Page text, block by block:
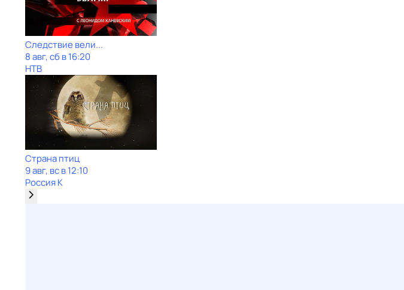
Следствие вели...
8 авг, сб в 16:20
НТВ
Страна птиц
9 авг, вс в 12:10
Россия К